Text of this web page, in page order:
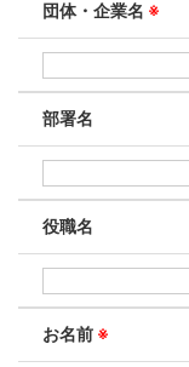
団体・企業名 ※
部署名
役職名
お名前 ※